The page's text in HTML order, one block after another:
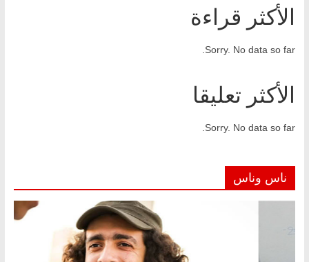
الأكثر قراءة
Sorry. No data so far.
الأكثر تعليقا
Sorry. No data so far.
ناس وناس